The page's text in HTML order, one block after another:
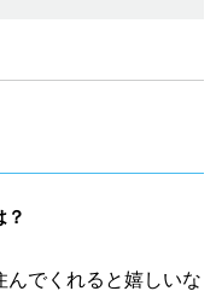
？
んでくれると嬉しいな